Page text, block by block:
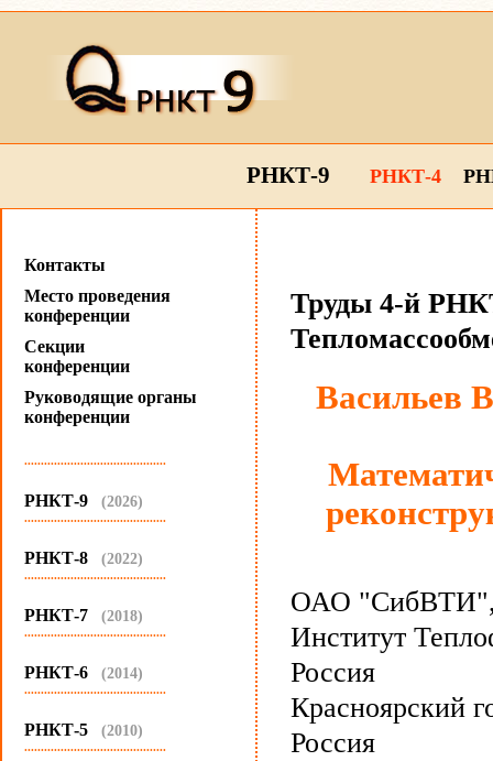
РНКТ-9 РНКТ-4
Контакты
Место проведения
конференции
Секции
конференции
Руководящие органы
конференции
...........................................
РНКТ-9 (2026)
...........................................
РНКТ-8 (2022)
...........................................
РНКТ-7 (2018)
...........................................
РНКТ-6 (2014)
...........................................
РНКТ-5 (2010)
...........................................
Труды 4-й
Васильев
ОАО "СибВТИ",
Институт
Россия
Красноярский
Россия